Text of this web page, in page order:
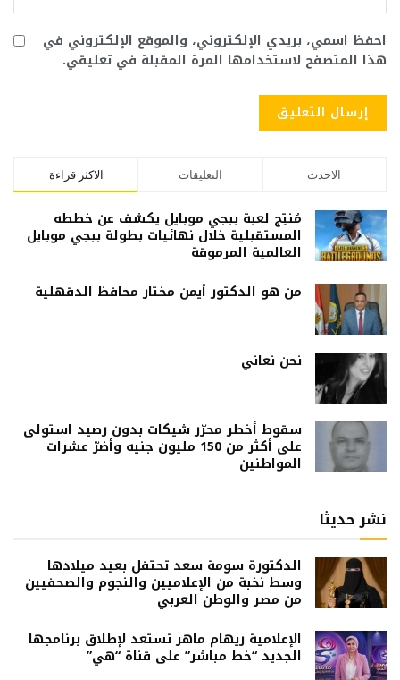
احفظ اسمي، بريدي الإلكتروني، والموقع الإلكتروني في
هذا المتصفح لاستخدامها المرة المقبلة في تعليقي.
الاكثر قراءة التعليقات الاحدث
مُنتِج لعبة ببجي موبايل يكشف عن خططه
المستقبلية خلال نهائيات بطولة ببجي موبايل
العالمية المرموقة
من هو الدكتور أيمن مختار محافظ الدقهلية
نحن نعاني
سقوط أخطر محرّر شيكات بدون رصيد استولى
على أكثر من 150 مليون جنيه وأضرّ عشرات
المواطنين
نشر حديثا
الدكتورة سومة سعد تحتفل بعيد ميلادها
وسط نخبة من الإعلاميين والنجوم والصحفيين
من مصر والوطن العربي
الإعلامية ريهام ماهر تستعد لإطلاق برنامجها
الجديد “خط مباشر” على قناة “هي”